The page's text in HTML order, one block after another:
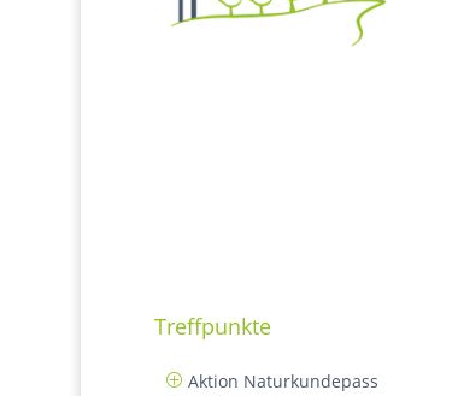
Treffpunkte
Aktion Naturkundepass